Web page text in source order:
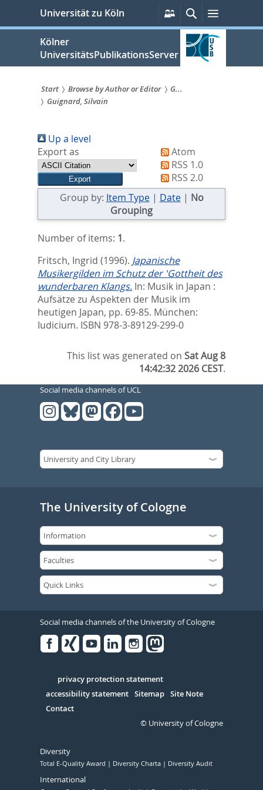
springen
Universität zu Köln
Persönliche
Services
SucheMenü
Kölner
UniversitätsPublikationsServer
Sie
sind
hier:
Start Browse by Author or Editor
G...
Guignard, Silvain
Up a level
Export as
Atom
RSS 1.0
RSS 2.0
Group by: Item Type| Date| No
Grouping
Number of items: 1.
Fritsch, Ingrid (1996). Japanische
Musikergilden im Schutz der 'Gottheit des
wunderbaren Klangs. In: Musik in Japan :
Aufsätze zu Aspekten der Musik im
heutigen Japan, pp. 69-85. München:
Iudicium. ISBN 978-3-89129-299-0
This list was generated onSat Aug 8
14:42:32 2026 CEST.
Social media channels of UCL
The University of Cologne
Social media channels of the University of Cologne
Serivce
privacy protection statement
accessibility statement Sitemap Site Note
Contact
© University of Cologne
Diversity
Total E-Quality Award Diversity Charta Diversity Audit
International